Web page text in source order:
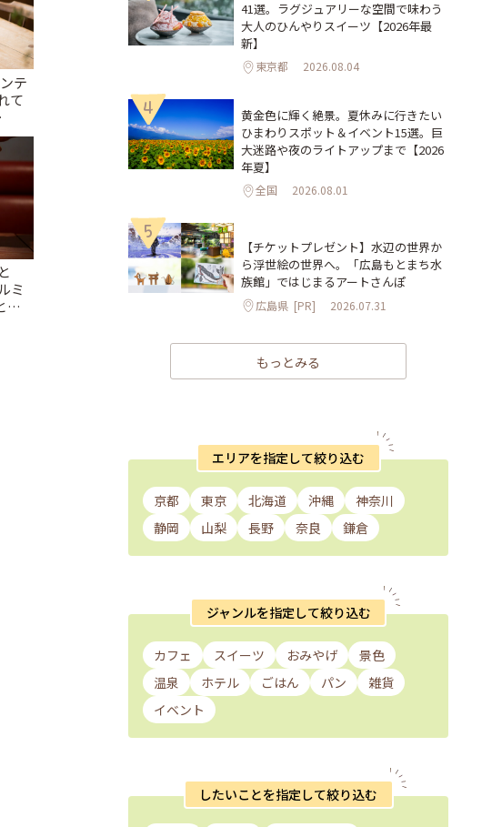
テ
て
ミ
り
41選。ラグジュアリーな空間で味わう
大人のひんやりスイーツ【2026年最
新】
東京都 2026.08.04
4
黄金色に輝く絶景。夏休みに行きたい
ひまわりスポット＆イベント15選。巨
大迷路や夜のライトアップまで【2026
年夏】
全国 2026.08.01
5
【チケットプレゼント】水辺の世界か
ら浮世絵の世界へ。「広島もとまち水
族館」ではじまるアートさんぽ
広島県 [PR] 2026.07.31
もっとみる
エリアを指定して絞り込む
京都 東京 北海道 沖縄
神奈川
静岡
山梨 長野 奈良 鎌倉
ジャンルを指定して絞り込む
カフェ スイーツ おみやげ
景色
温泉
ホテル ごはん パン
雑貨
イベント
したいことを指定して絞り込む